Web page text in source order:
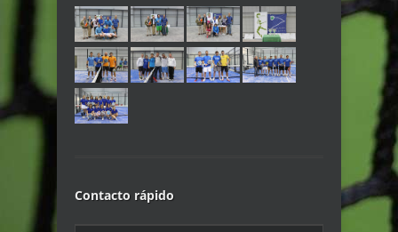
Contacto rápido